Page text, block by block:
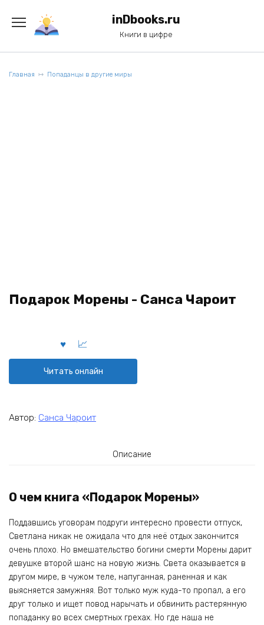
содержанию
inDbooks.ru
Книги в цифре
Главная Попаданцы в другие миры
Подарок Морены - Санса Чароит
Читать онлайн
Автор: Санса Чароит
Описание
О чем книга «Подарок Морены»
Поддавшись уговорам подруги интересно провести отпуск,
Светлана никак не ожидала что для неё отдых закончится
очень плохо. Но вмешательство богини смерти Морены дарит
девушке второй шанс на новую жизнь. Света оказывается в
другом мире, в чужом теле, напуганная, раненная и как
выясняется замужняя. Вот только муж куда-то пропал, а его
друг только и ищет повод нарычать и обвинить растерянную
попаданку во всех смертных грехах. Но где наша не